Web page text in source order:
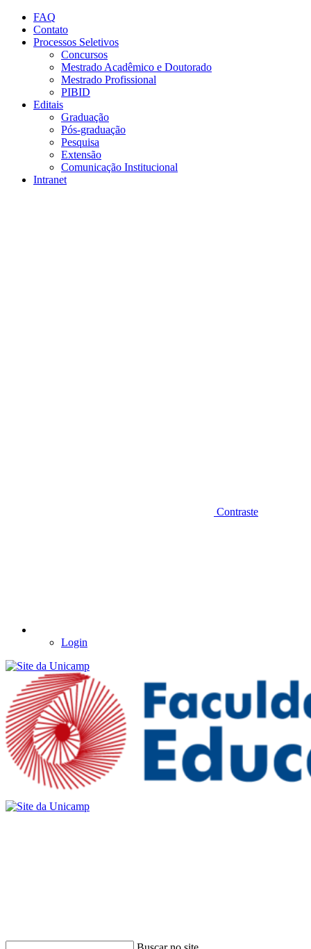
Conteúdo principal
FAQ
Contato
Processos Seletivos
Concursos
Mestrado Acadêmico e Doutorado
Mestrado Profissional
PIBID
Editais
Graduação
Pós-graduação
Pesquisa
Extensão
Comunicação Institucional
Intranet
Contraste
Login